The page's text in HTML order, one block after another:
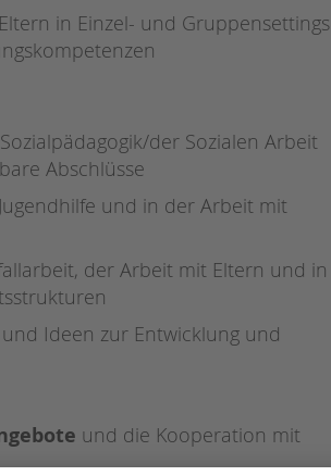
in Einzel- und Gruppensettings
der Sozialen Arbeit
Abschlüsse
und in der Arbeit mit
der Arbeit mit Eltern und in
und Ideen zur Entwicklung und
und die Kooperation mit